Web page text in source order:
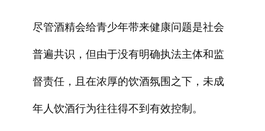
尽管酒精会给青少年带来健康问题是社会
普遍共识，但由于没有明确执法主体和监
督责任，且在浓厚的饮酒氛围之下，未成
年人饮酒行为往往得不到有效控制。